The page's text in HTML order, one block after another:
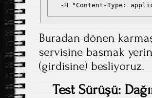
-H "Content-Type:
Buradan dönen
servisine basmak
(girdisine) besliyoruz.
Test Sürüşü: